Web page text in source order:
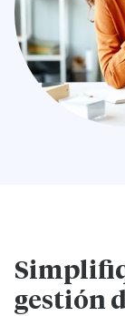
gestión